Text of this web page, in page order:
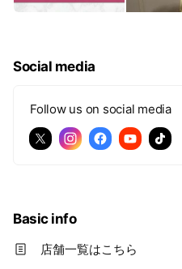
Social media
Follow us on social media
Basic info
店舗一覧はこちら